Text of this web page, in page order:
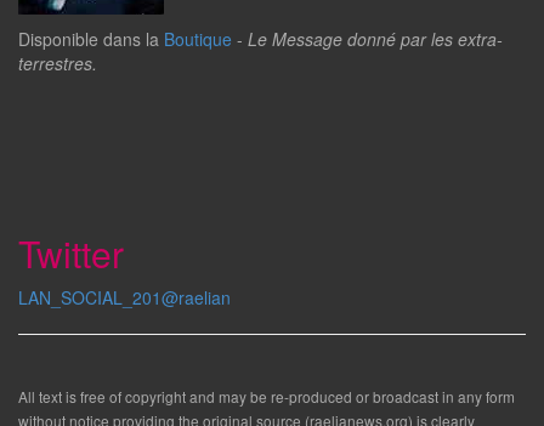
Disponible dans la Boutique - Le Message donné par les extra-
terrestres.
Twitter
LAN_SOCIAL_201@raelian
All text is free of copyright and may be re-produced or broadcast in any form
without notice providing the original source (raelianews.org) is clearly